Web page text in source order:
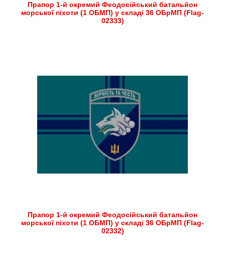
Прапор 1-й окремий Феодосійський батальйон
морської піхоти (1 ОБМП) у складі 36 ОБрМП (Flag-
02333)
Прапор 1-й окремий Феодосійський батальйон
морської піхоти (1 ОБМП) у складі 36 ОБрМП (Flag-
02332)